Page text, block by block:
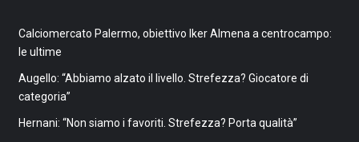
Calciomercato Palermo, obiettivo Iker Almena a centrocampo:
le ultime
Augello: “Abbiamo alzato il livello. Strefezza? Giocatore di
categoria”
Hernani: “Non siamo i favoriti. Strefezza? Porta qualità”